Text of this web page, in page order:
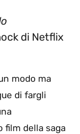
di Netflix
modo ma
di fargli
film della saga